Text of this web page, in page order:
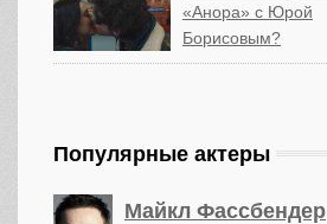
«Анора» с Юрой
Борисовым?
Популярные актеры
Майкл Фассбендер